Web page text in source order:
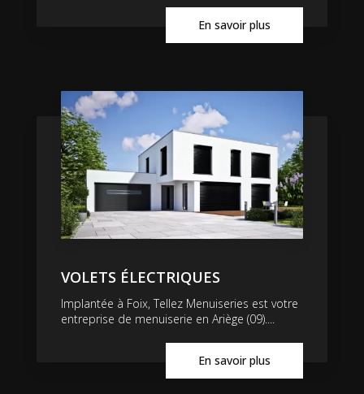
En savoir plus
VOLETS ÉLECTRIQUES
Implantée à Foix, Tellez Menuiseries est votre
entreprise de menuiserie en Ariège (09)....
En savoir plus